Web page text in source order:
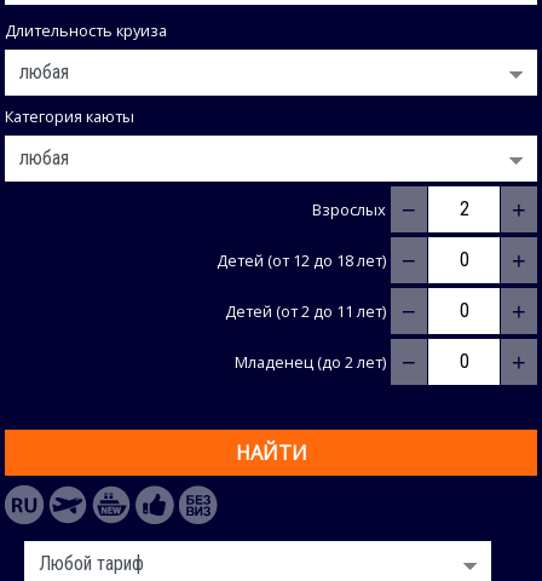
Длительность круиза
Категория каюты
Взрослых − +
Детей (от 12 до 18 лет) − +
Детей (от 2 до 11 лет) − +
Младенец (до 2 лет) − +
НАЙТИ